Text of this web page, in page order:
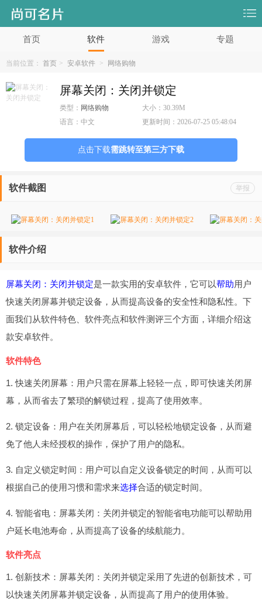
首页 软件 游戏 专题
当前位置： 首页 > 安卓软件 > 网络购物
屏幕关闭：关闭并锁定
类型： 网络购物 大小：30.39M
语言： 中文 更新时间：2026-07-25 05:48:04
点击下载需跳转至第三方下载
举报
软件截图
软件介绍
屏幕关闭：关闭并锁定是一款实用的安卓软件，它可以帮助用户
快速关闭屏幕并锁定设备，从而提高设备的安全性和隐私性。下
面我们从软件特色、软件亮点和软件测评三个方面，详细介绍这
款安卓软件。
软件特色
1. 快速关闭屏幕：用户只需在屏幕上轻轻一点，即可快速关闭屏
幕，从而省去了繁琐的解锁过程，提高了使用效率。
2. 锁定设备：用户在关闭屏幕后，可以轻松地锁定设备，从而避
免了他人未经授权的操作，保护了用户的隐私。
3. 自定义锁定时间：用户可以自定义设备锁定的时间，从而可以
根据自己的使用习惯和需求来选择合适的锁定时间。
4. 智能省电：屏幕关闭：关闭并锁定的智能省电功能可以帮助用
户延长电池寿命，从而提高了设备的续航能力。
软件亮点
1. 创新技术：屏幕关闭：关闭并锁定采用了先进的创新技术，可
以快速关闭屏幕并锁定设备，从而提高了用户的使用体验。